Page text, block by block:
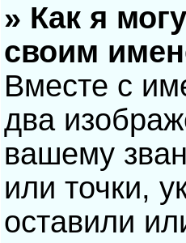
» Как я
своим
Вместе с
два
вашему
или точки,
оставили